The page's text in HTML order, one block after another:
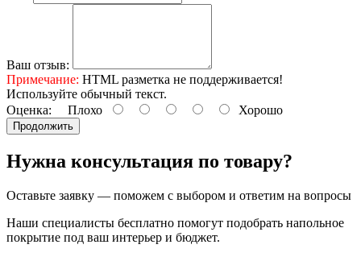
Ваш отзыв:
Примечание: HTML разметка не поддерживается!
Используйте обычный текст.
Оценка: Плохо Хорошо
Продолжить
Нужна консультация по товару?
Оставьте заявку — поможем с выбором и ответим на вопросы
Наши специалисты бесплатно помогут подобрать напольное
покрытие под ваш интерьер и бюджет.